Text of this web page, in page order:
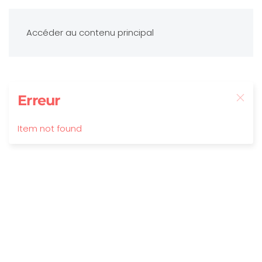
Accéder au contenu principal
Erreur
Item not found